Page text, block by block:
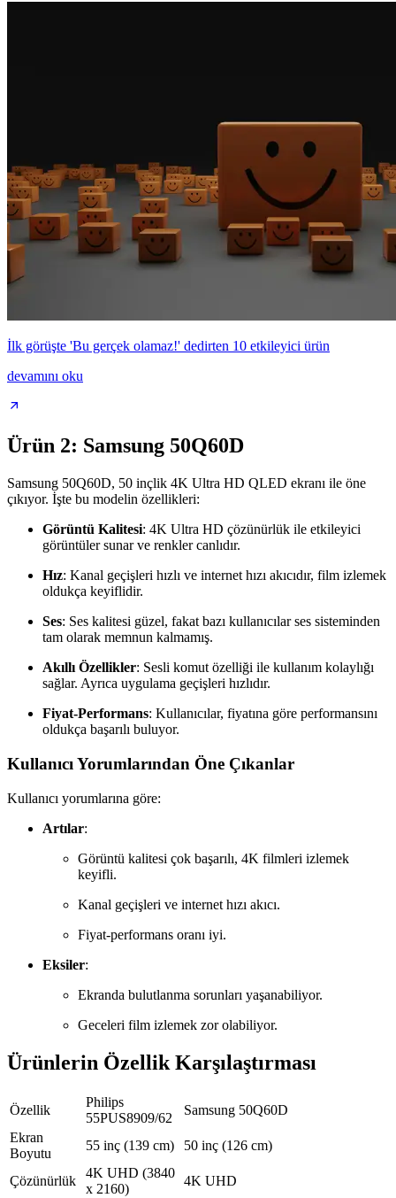
İlk görüşte 'Bu gerçek olamaz!' dedirten 10 etkileyici ürün
devamını oku
Ürün 2: Samsung 50Q60D
Samsung 50Q60D, 50 inçlik 4K Ultra HD QLED ekranı ile öne
çıkıyor. İşte bu modelin özellikleri:
Görüntü Kalitesi: 4K Ultra HD çözünürlük ile etkileyici
görüntüler sunar ve renkler canlıdır.
Hız: Kanal geçişleri hızlı ve internet hızı akıcıdır, film izlemek
oldukça keyiflidir.
Ses: Ses kalitesi güzel, fakat bazı kullanıcılar ses sisteminden
tam olarak memnun kalmamış.
Akıllı Özellikler: Sesli komut özelliği ile kullanım kolaylığı
sağlar. Ayrıca uygulama geçişleri hızlıdır.
Fiyat-Performans: Kullanıcılar, fiyatına göre performansını
oldukça başarılı buluyor.
Kullanıcı Yorumlarından Öne Çıkanlar
Kullanıcı yorumlarına göre:
Artılar:
Görüntü kalitesi çok başarılı, 4K filmleri izlemek
keyifli.
Kanal geçişleri ve internet hızı akıcı.
Fiyat-performans oranı iyi.
Eksiler:
Ekranda bulutlanma sorunları yaşanabiliyor.
Geceleri film izlemek zor olabiliyor.
Ürünlerin Özellik Karşılaştırması
Özellik
Philips
55PUS8909/62
Samsung 50Q60D
Ekran
Boyutu
55 inç (139 cm) 50 inç (126 cm)
Çözünürlük
4K UHD (3840
x 2160)
4K UHD